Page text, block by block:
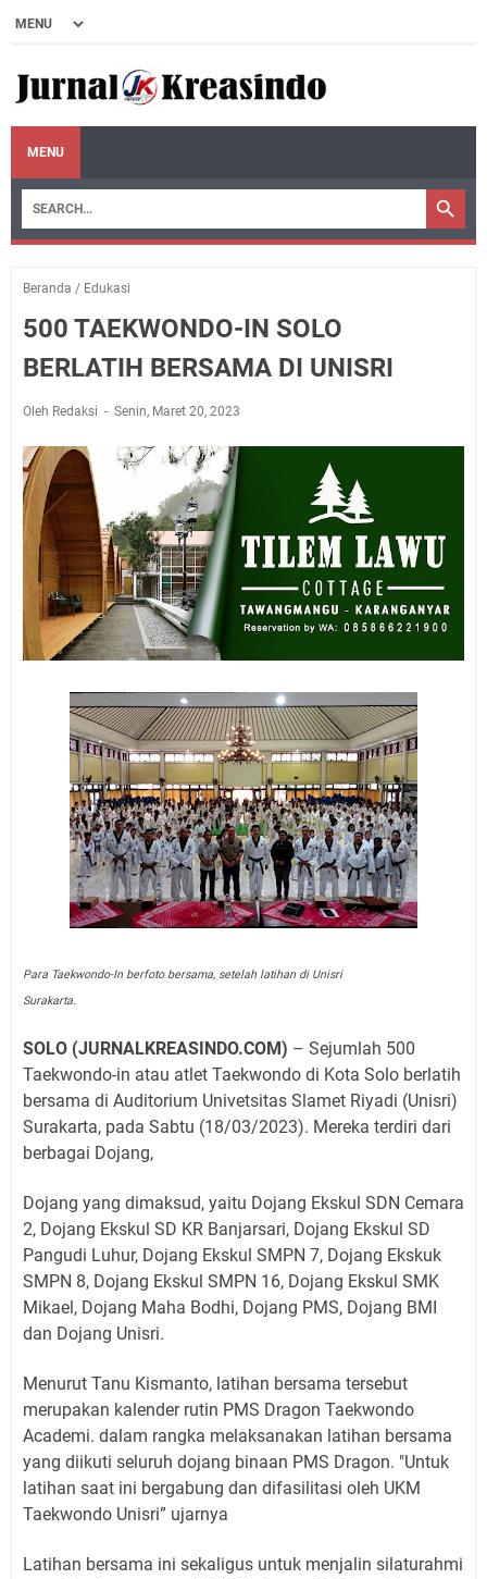
MENU
Beranda / Edukasi
500 TAEKWONDO-IN SOLO
BERLATIH BERSAMA DI UNISRI
Oleh Redaksi Senin, Maret 20, 2023
Para Taekwondo-In berfoto bersama, setelah latihan di Unisri
Surakarta.
SOLO (JURNALKREASINDO.COM) – Sejumlah 500
Taekwondo-in atau atlet Taekwondo di Kota Solo berlatih
bersama di Auditorium Univetsitas Slamet Riyadi (Unisri)
Surakarta, pada Sabtu (18/03/2023). Mereka terdiri dari
berbagai Dojang,
Dojang yang dimaksud, yaitu Dojang Ekskul SDN Cemara
2, Dojang Ekskul SD KR Banjarsari, Dojang Ekskul SD
Pangudi Luhur, Dojang Ekskul SMPN 7, Dojang Ekskuk
SMPN 8, Dojang Ekskul SMPN 16, Dojang Ekskul SMK
Mikael, Dojang Maha Bodhi, Dojang PMS, Dojang BMI
dan Dojang Unisri.
Menurut Tanu Kismanto, latihan bersama tersebut
merupakan kalender rutin PMS Dragon Taekwondo
Academi. dalam rangka melaksanakan latihan bersama
yang diikuti seluruh dojang binaan PMS Dragon. "Untuk
latihan saat ini bergabung dan difasilitasi oleh UKM
Taekwondo Unisri” ujarnya
Latihan bersama ini sekaligus untuk menjalin silaturahmi